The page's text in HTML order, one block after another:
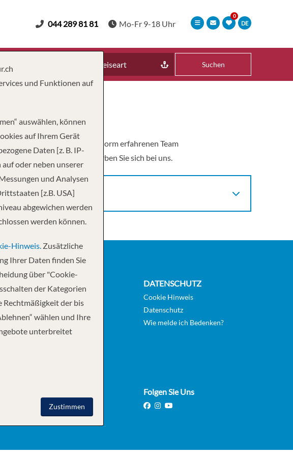
DE
044 289 81 81 Mo-Fr 9-18 Uhr
Reiseart Suchen
Sie möchten von einem enorm erfahrenen Team
etwas zu bewegen? Bewerben Sie sich bei uns.
Unser Team
Impressum
DATENSCHUTZ
Cookie Hinweis
Datenschutz
Wie melde ich Bedenken?
Folgen Sie Uns
und Funktionen auf
auswählen, können
auf Ihrem Gerät
Daten [z. B. IP-
oder neben unserer
und Analysen
[z.B. USA]
abgewichen werden
werden können.
Hinweis. Zusätzliche
Ihrer Daten finden Sie
über "Cookie-
der Kategorien
Rechtmäßigkeit der bis
wählen und Ihre
unterbreitet
Zustimmen